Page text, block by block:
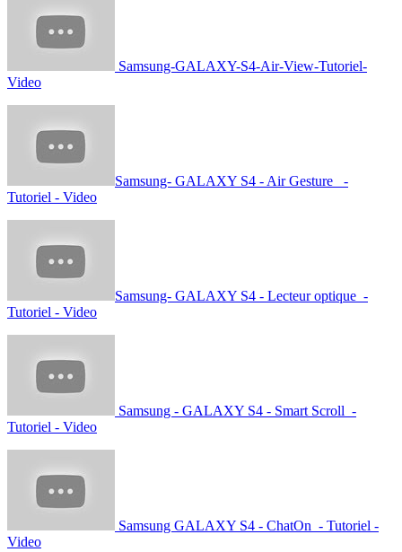
Samsung-GALAXY-S4-Air-View-Tutoriel-
Video
Samsung- GALAXY S4 - Air Gesture -
Tutoriel - Video
Samsung- GALAXY S4 - Lecteur optique -
Tutoriel - Video
Samsung - GALAXY S4 - Smart Scroll -
Tutoriel - Video
Samsung GALAXY S4 - ChatOn - Tutoriel -
Video